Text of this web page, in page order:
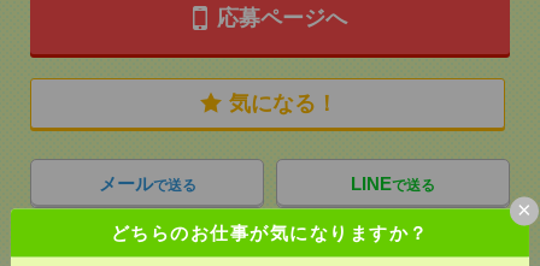
どちらのお仕事が気になりますか？
×
応募ページへ
気になる！
メールで送る LINEで送る